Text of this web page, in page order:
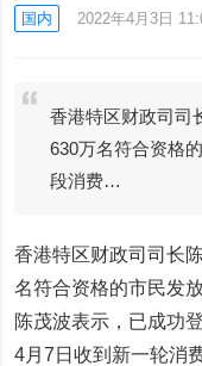
国内 2022年4月3日
香港特区财政司司
630万名符合资格
段消费…
香港特区财政司司长
名符合资格的市民发
陈茂波表示，已成功
4月7日收到新一轮消